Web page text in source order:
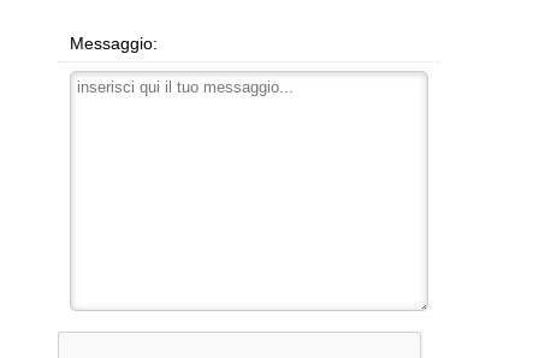
Messaggio: